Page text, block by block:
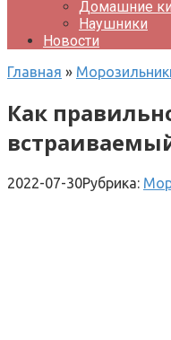
Домашние
Наушники
Новости
Главная »
Как
2022-07-30Рубрика: